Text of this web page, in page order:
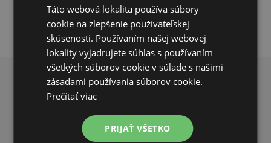
PREČO NAKUPOVAŤ U NÁS?
Táto webová lokalita používa súbory
cookie na zlepšenie používateľskej
skúsenosti. Používaním našej webovej
lokality vyjadrujete súhlas s používaním
všetkých súborov cookie v súlade s našimi
zásadami používania súborov cookie.
Prečítať viac
PRIJAŤ VŠETKO